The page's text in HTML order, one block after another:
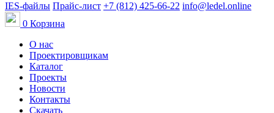
IES-файлы Прайс-лист +7 (812) 425-66-22 info@ledel.online
0 Корзина
О нас
Проектировщикам
Каталог
Проекты
Новости
Контакты
Скачать